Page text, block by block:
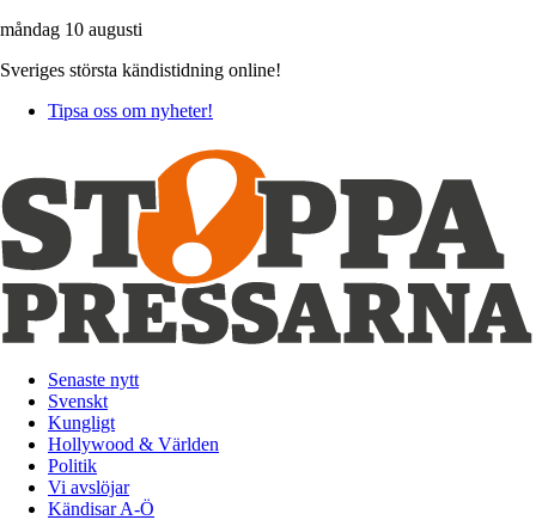
måndag 10 augusti
Sveriges största kändistidning online!
Tipsa oss om nyheter!
Senaste nytt
Svenskt
Kungligt
Hollywood & Världen
Politik
Vi avslöjar
Kändisar A-Ö